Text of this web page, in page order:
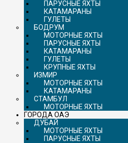
ПАРУСНЫЕ ЯХТЫ
КАТАМАРАНЫ
ГУЛЕТЫ
БОДРУМ
МОТОРНЫЕ ЯХТЫ
ПАРУСНЫЕ ЯХТЫ
КАТАМАРАНЫ
ГУЛЕТЫ
КРУПНЫЕ ЯХТЫ
ИЗМИР
МОТОРНЫЕ ЯХТЫ
КАТАМАРАНЫ
СТАМБУЛ
МОТОРНЫЕ ЯХТЫ
ГОРОДА ОАЭ
ДУБАЙ
МОТОРНЫЕ ЯХТЫ
ПАРУСНЫЕ ЯХТЫ